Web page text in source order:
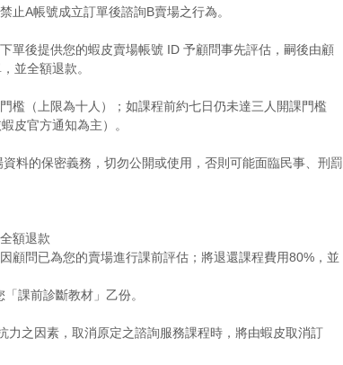
止A帳號成立訂單後諮詢B賣場之行為。
單後提供您的蝦皮賣場帳號 ID 予顧問事先評估，嗣後由顧
並全額退款。
檻（上限為十人）；如課程前約七日仍未達三人開課門檻
皮官方通知為主）。
料的保密義務，切勿公開或使用，否則可能面臨民事、刑罰
額退款
顧問已為您的賣場進行課前評估；將退還課程費用80%，並
課前診斷教材」乙份。
之因素，取消原定之諮詢服務課程時，將由蝦皮取消訂